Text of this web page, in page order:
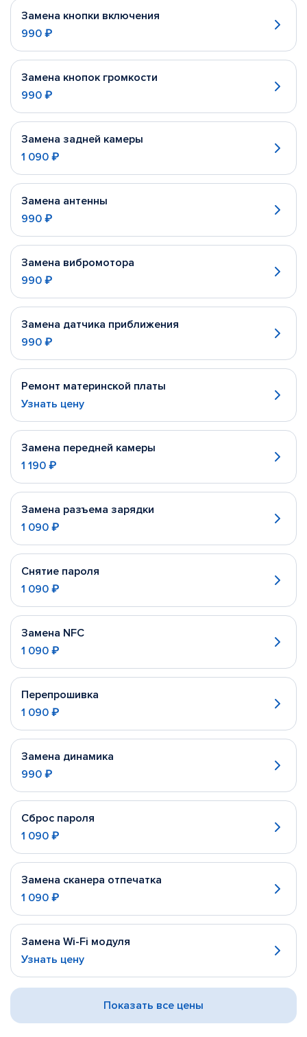
Замена кнопки включения
990 ₽
Замена кнопок громкости
990 ₽
Замена задней камеры
1 090 ₽
Замена антенны
990 ₽
Замена вибромотора
990 ₽
Замена датчика приближения
990 ₽
Ремонт материнской платы
Узнать цену
Замена передней камеры
1 190 ₽
Замена разъема зарядки
1 090 ₽
Снятие пароля
1 090 ₽
Замена NFC
1 090 ₽
Перепрошивка
1 090 ₽
Замена динамика
990 ₽
Сброс пароля
1 090 ₽
Замена сканера отпечатка
1 090 ₽
Замена Wi-Fi модуля
Узнать цену
Показать все цены